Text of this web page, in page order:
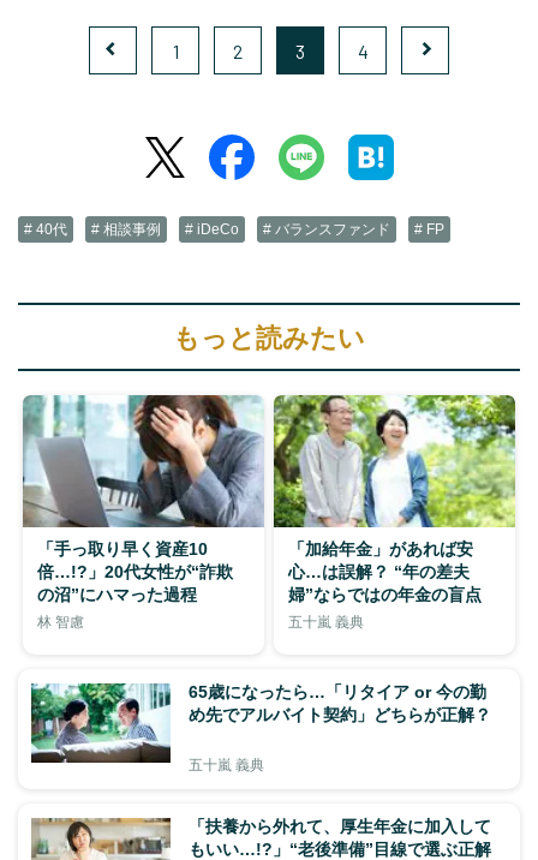
1 2 3 4
# 40代 # 相談事例 # iDeCo # バランスファンド # FP
もっと読みたい
「手っ取り早く資産10
倍…!?」20代女性が“詐欺
の沼”にハマった過程
林 智慮
「加給年金」があれば安
心…は誤解？ “年の差夫
婦”ならではの年金の盲点
五十嵐 義典
65歳になったら…「リタイア or 今の勤
め先でアルバイト契約」どちらが正解？
五十嵐 義典
「扶養から外れて、厚生年金に加入して
もいい…!?」“老後準備”目線で選ぶ正解